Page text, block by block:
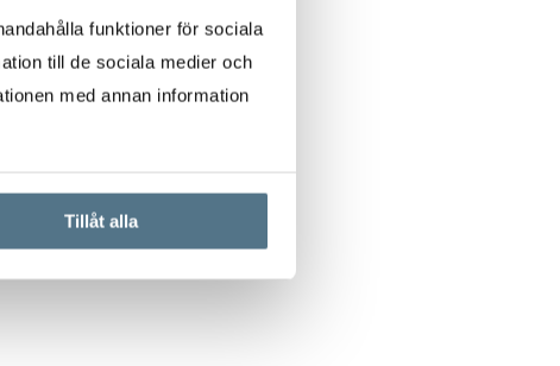
funktioner för sociala
till de sociala medier och
med annan information
Tillåt alla